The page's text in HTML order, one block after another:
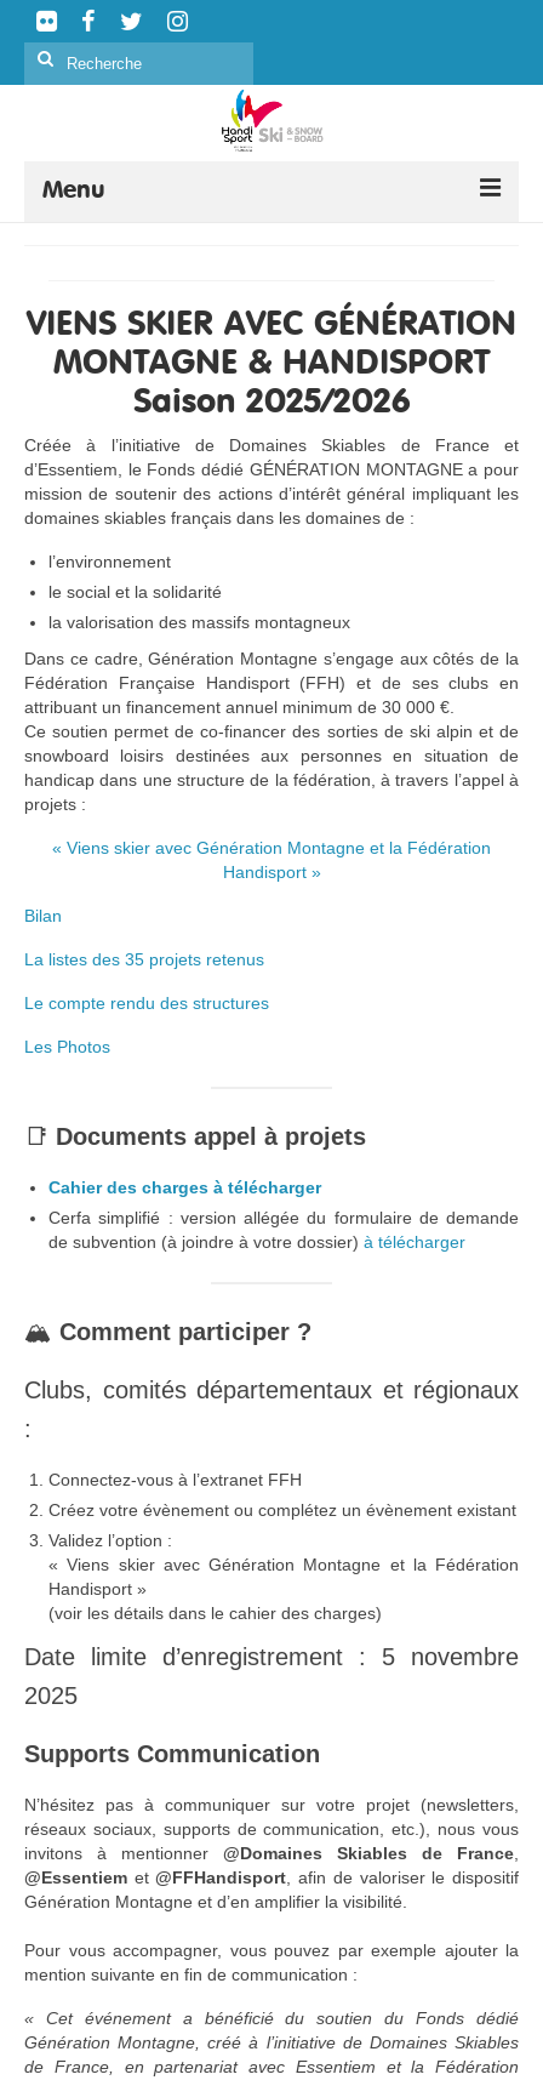
Rechercher
Menu
SNOWBOARD
FORMATION
ÉVÉNEMENTS
RESSOURCES
VIENS SKIER AVEC GÉNÉRATION
MONTAGNE & HANDISPORT
Saison 2025/2026
Créée à l’initiative de Domaines Skiables de France et
d’Essentiem, le Fonds dédié GÉNÉRATION MONTAGNE a pour
mission de soutenir des actions d’intérêt général impliquant les
domaines skiables français dans les domaines de :
l’environnement
le social et la solidarité
la valorisation des massifs montagneux
Dans ce cadre, Génération Montagne s’engage aux côtés de la
Fédération Française Handisport (FFH) et de ses clubs en
attribuant un financement annuel minimum de 30 000 €.
Ce soutien permet de co-financer des sorties de ski alpin et de
snowboard loisirs destinées aux personnes en situation de
handicap dans une structure de la fédération, à travers l’appel à
projets :
« Viens skier avec Génération Montagne et la Fédération
Handisport »
Bilan
La listes des 35 projets retenus
Le compte rendu des structures
Les Photos
📑 Documents appel à projets
Cahier des charges à télécharger
Cerfa simplifié : version allégée du formulaire de demande
de subvention (à joindre à votre dossier) à télécharger
🏔️ Comment participer ?
Clubs, comités départementaux et régionaux
:
Connectez-vous à l’extranet FFH
Créez votre évènement ou complétez un évènement existant
Validez l’option :
« Viens skier avec Génération Montagne et la Fédération
Handisport »
(voir les détails dans le cahier des charges)
Date limite d’enregistrement : 5 novembre
2025
Supports Communication
N’hésitez pas à communiquer sur votre projet (newsletters,
réseaux sociaux, supports de communication, etc.), nous vous
invitons à mentionner @Domaines Skiables de France
@Essentiem et@FFHandisport , afin de valoriser le dispositif
Génération Montagne et d’en amplifier la visibilité.
Pour vous accompagner, vous pouvez par exemple ajouter la
mention suivante en fin de communication :
« Cet événement a bénéficié du soutien du Fonds dédié
Génération Montagne, créé à l’initiative de Domaines Skiables
de France, en partenariat avec Essentiem et la Fédération